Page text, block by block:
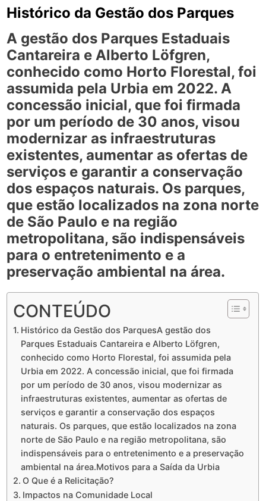
Histórico da Gestão dos Parques
A gestão dos Parques Estaduais
Cantareira e Alberto Löfgren,
conhecido como Horto Florestal, foi
assumida pela Urbia em 2022. A
concessão inicial, que foi firmada
por um período de 30 anos, visou
modernizar as infraestruturas
existentes, aumentar as ofertas de
serviços e garantir a conservação
dos espaços naturais. Os parques,
que estão localizados na zona norte
de São Paulo e na região
metropolitana, são indispensáveis
para o entretenimento e a
preservação ambiental na área.
CONTEÚDO
Histórico da Gestão dos ParquesA gestão dos
Parques Estaduais Cantareira e Alberto Löfgren,
conhecido como Horto Florestal, foi assumida pela
Urbia em 2022. A concessão inicial, que foi firmada
por um período de 30 anos, visou modernizar as
infraestruturas existentes, aumentar as ofertas de
serviços e garantir a conservação dos espaços
naturais. Os parques, que estão localizados na zona
norte de São Paulo e na região metropolitana, são
indispensáveis para o entretenimento e a preservação
ambiental na área.Motivos para a Saída da Urbia
O Que é a Relicitação?
Impactos na Comunidade Local